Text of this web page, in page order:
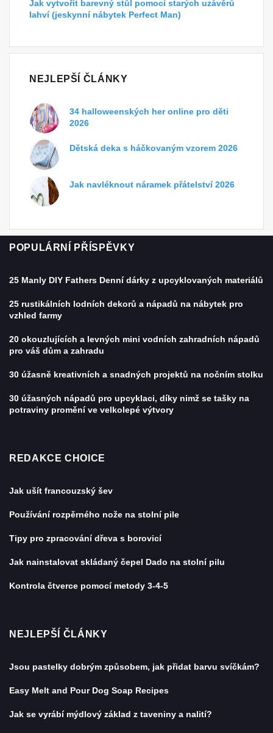
Jak vytvořit barevný stůl pomocí starých uzávěrů
lahví (jeskynní nábytek Perfect Man)
NEJLEPŠÍ ČLÁNKY
34 halloweenských her online pro děti
2026
Dětská deka s háčkovaným vzorem 2026
Jak navléknout náramek přátelství 2026
POPULÁRNÍ PŘÍSPĚVKY
25 Manly DIY Fathers Denní dárky z upcyklovaných materiálů
25 rustikálních lodních dekorů a nápadů na nábytek pro
vzhled farmy
20 okouzlujících a levných mini vodních zahradních nápadů
pro váš dům a zahradu
30 úžasně kreativních a snadných projektů na nočním stolku
30 úžasných nápadů pro upcyklaci, díky nimž se tašky na
potraviny promění ve velkolepé výtvory
REDAKCE CHOICE
Jak ušít francouzský šev
Používání rozpěrného nože na stolní pile
Tipy pro zpracování dřeva s borovicí
Jak nainstalovat skládaný čepel Dado na stolní pilu
Kontrola čtverce pomocí metody 3-4-5
NEJLEPŠÍ ČLÁNKY
Jsou pastelky dobrým způsobem, jak přidat barvu svíčkám?
Easy Melt and Pour Dog Soap Recipes
Jak se vyrábí mýdlový základ z taveniny a nalití?